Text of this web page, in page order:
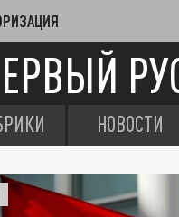
НОВОСТИ